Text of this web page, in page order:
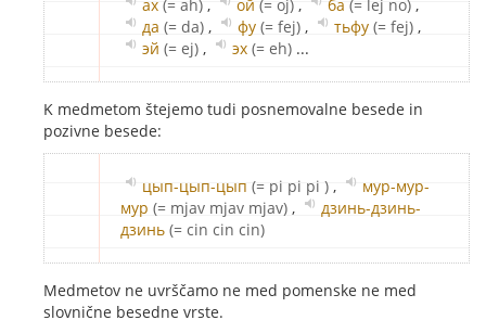
ах (= ah) , ой (= oj) , ба (= lej no) ,
да (= da) , фу (= fej) , тьфу (= fej) ,
эй (= ej) , эх (= eh) ...
K medmetom štejemo tudi posnemovalne besede in
pozivne besede:
цып-цып-цып (= pi pi pi ) ,
мур-мур-
мур (= mjav mjav mjav) ,
дзинь-дзинь-
дзинь (= cin cin cin)
Medmetov ne uvrščamo ne med pomenske ne med
slovnične besedne vrste.